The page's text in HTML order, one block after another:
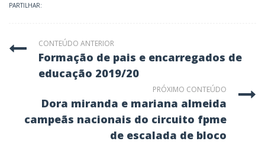
PARTILHAR:
CONTEÚDO ANTERIOR
formação de pais e encarregados de
educação 2019/20
PRÓXIMO CONTEÚDO
dora miranda e mariana almeida
campeãs nacionais do circuito fpme
de escalada de bloco